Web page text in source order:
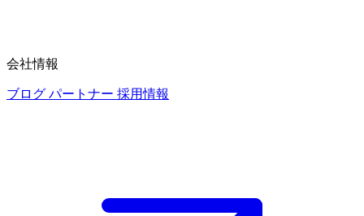
会社情報
ブログ パートナー 採用情報